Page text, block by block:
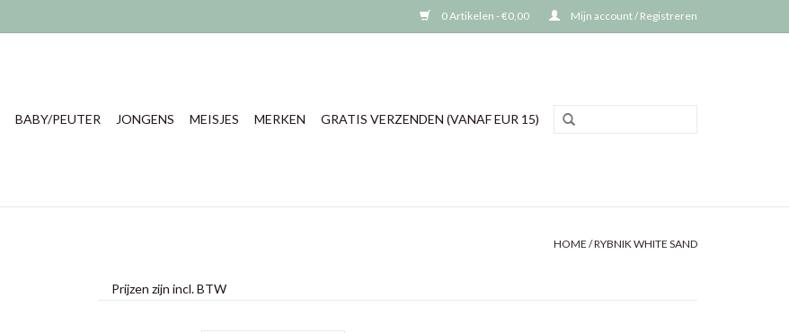
0 Artikelen - €0,00 Mijn account / Registreren
BABY/PEUTER JONGENS MEISJES MERKEN GRATIS VERZENDEN (VANAF EUR 15)
HOME /RYBNIK WHITE SAND
Prijzen zijn incl. BTW